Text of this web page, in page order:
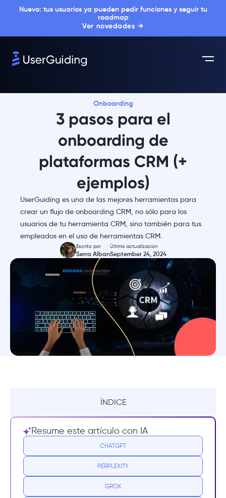
Nuevo: tus usuarios ya pueden pedir funciones y seguir tu
roadmap
Ver novedades →
Onboarding
3 pasos para el
onboarding de
plataformas CRM (+
ejemplos)
UserGuiding es una de las mejores herramientas para
crear un flujo de onboarding CRM, no sólo para los
usuarios de tu herramienta CRM, sino también para tus
empleados en el uso de herramientas CRM.
Escrito por
Serra Alban
Última actualización
September 24, 2024
ÍNDICE
¿Qué es el onboarding de CRM?
¿Quién eres tú? ¿PM o director de RRHH?
¿Por qué es tan importante que los CRM
Resume este artículo con IA
CHATGPT
PERPLEXITY
GROK